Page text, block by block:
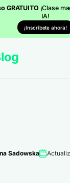
GRATUITO ¡Clase
IA!
¡Inscríbete ahora!
Sadowska